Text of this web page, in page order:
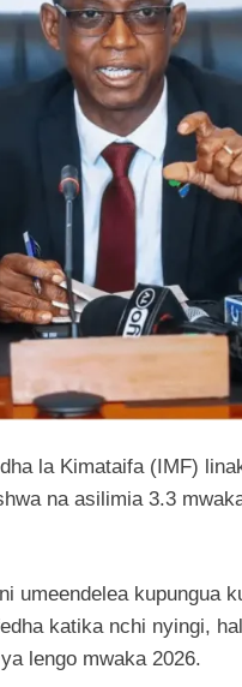
la Kimataifa (IMF)
na asilimia 3.3
umeendelea kupungua
katika nchi nyingi,
lengo mwaka 2026.